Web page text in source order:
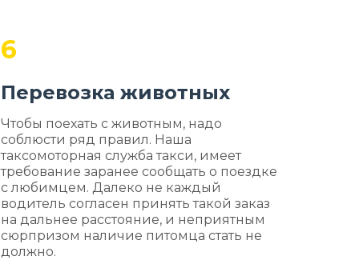
6
Перевозка животных
Чтобы поехать с животным, надо
соблюсти ряд правил. Наша
таксомоторная служба такси, имеет
требование заранее сообщать о поездке
с любимцем. Далеко не каждый
водитель согласен принять такой заказ
на дальнее расстояние, и неприятным
сюрпризом наличие питомца стать не
должно.